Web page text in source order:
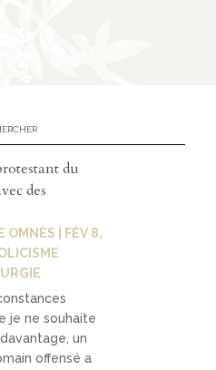
du
des
OMNÈS
FÉV 8,
je ne souhaite
un
offensé a